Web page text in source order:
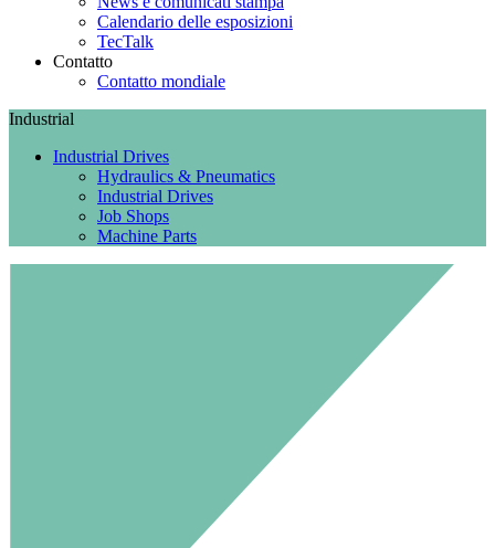
Calendario delle esposizioni
TecTalk
Contatto
Contatto mondiale
Industrial
Industrial Drives
Hydraulics & Pneumatics
Industrial Drives
Job Shops
Machine Parts